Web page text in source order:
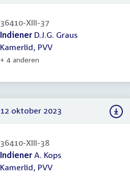
36410-XIII-37
IndienerD.J.G. Graus
Kamerlid, PVV
+ 4 anderen
12 oktober 2023
36410-XIII-38
IndienerA. Kops
Kamerlid, PVV